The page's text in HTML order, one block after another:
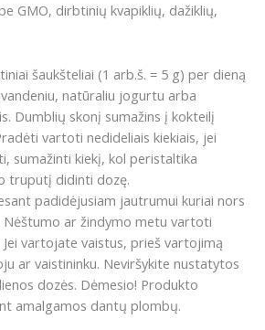
GMO, dirbtinių kvapiklių, dažiklių,
šaukšteliai (1 arb.š. = 5 g) per dieną
natūraliu jogurtu arba
Dumblių skonį sumažins į kokteilį
vartoti nedideliais kiekiais, jei
sumažinti kiekį, kol peristaltika
truputį didinti dozę.
padidėjusiam jautrumui kuriai nors
Nėštumo ar žindymo metu vartoti
vartojate vaistus, prieš vartojimą
ar vaistininku. Neviršykite nustatytos
dozės. Dėmesio! Produkto
amalgamos dantų plombų.